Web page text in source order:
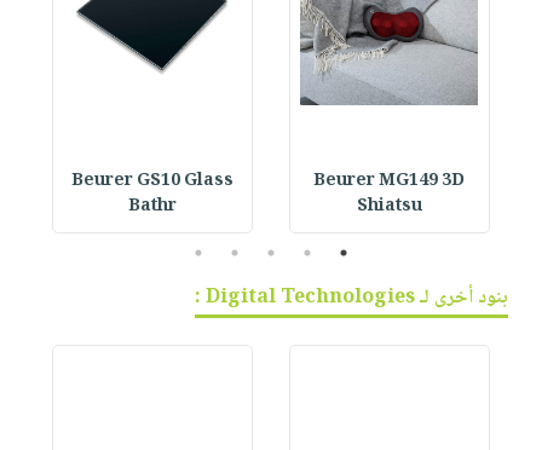
Beurer MG149 3D
Shiatsu
Beurer GS10 Glass
Bathr
1
2
3
4
5
بنود أخرى لـ Digital Technologies :